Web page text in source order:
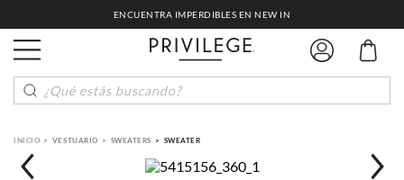
ENCUENTRA IMPERDIBLES EN NEW IN
¿Qué estás buscando?
VESTUARIO SWEATERS SWEATER